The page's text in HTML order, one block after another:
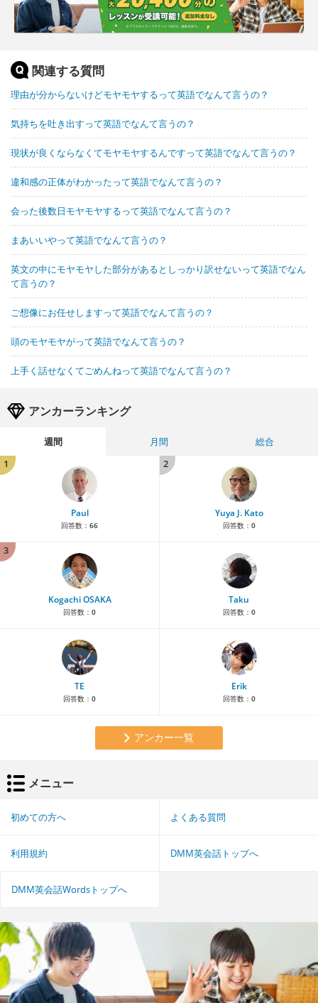
関連する質問
理由が分からないけどモヤモヤするって英語でなんて言うの？
気持ちを吐き出すって英語でなんて言うの？
現状が良くならなくてモヤモヤするんですって英語でなんて言うの？
違和感の正体がわかったって英語でなんて言うの？
会った後数日モヤモヤするって英語でなんて言うの？
まあいいやって英語でなんて言うの？
英文の中にモヤモヤした部分があるとしっかり訳せないって英語でなん
て言うの？
ご想像にお任せしますって英語でなんて言うの？
頭のモヤモヤがって英語でなんて言うの？
上手く話せなくてごめんねって英語でなんて言うの？
アンカーランキング
週間 月間
総合
1
Paul
回答数： 66
2
Yuya J. Kato
回答数： 0
3
Kogachi OSAKA
回答数： 0
Taku
回答数： 0
TE
回答数： 0
Erik
回答数： 0
アンカー一覧
メニュー
初めての方へ よくある質問
利用規約 DMM英会話トップへ
DMM英会話Wordsトップへ